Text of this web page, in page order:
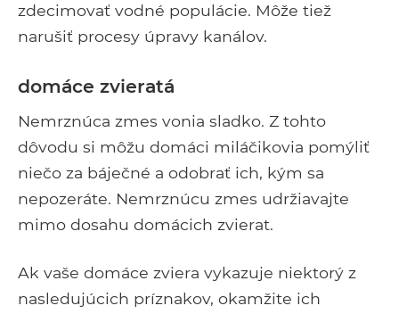
zdecimovať vodné populácie. Môže tiež
narušiť procesy úpravy kanálov.
domáce zvieratá
Nemrznúca zmes vonia sladko. Z tohto
dôvodu si môžu domáci miláčikovia pomýliť
niečo za báječné a odobrať ich, kým sa
nepozeráte. Nemrznúcu zmes udržiavajte
mimo dosahu domácich zvierat.
Ak vaše domáce zviera vykazuje niektorý z
nasledujúcich príznakov, okamžite ich